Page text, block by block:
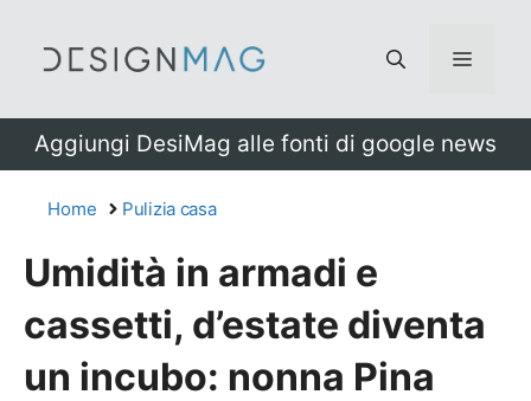
Menu
Aggiungi DesiMag alle fonti di google news
Home Pulizia casa
Umidità in armadi e
cassetti, d’estate diventa
un incubo: nonna Pina